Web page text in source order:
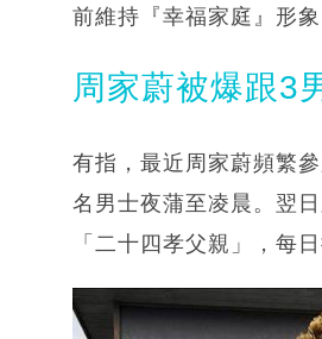
前維持『幸福家庭』形
周家蔚被爆跟3
有指，最近周家蔚頻繁
名男士夜蒲至凌晨。翌
「二十四孝父親」，每